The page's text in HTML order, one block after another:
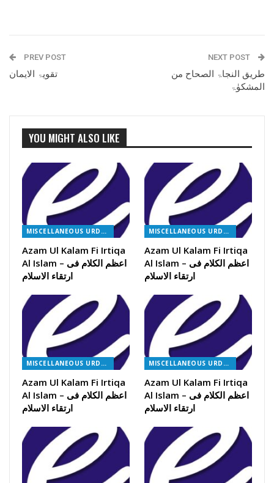
PREV POST
تقویۃ الایمان
NEXT POST
طریق النجاۃ الصحاح من
المشکوٰۃ
YOU MIGHT ALSO LIKE
MISCELLANEOUS URDU BOOKS
Azam Ul Kalam Fi Irtiqa
Al Islam – اعظم الکلام فی
ارتقاء الاسلام
MISCELLANEOUS URDU BOOKS
Azam Ul Kalam Fi Irtiqa
Al Islam – اعظم الکلام فی
ارتقاء الاسلام
MISCELLANEOUS URDU BOOKS
Azam Ul Kalam Fi Irtiqa
Al Islam – اعظم الکلام فی
ارتقاء الاسلام
MISCELLANEOUS URDU BOOKS
Azam Ul Kalam Fi Irtiqa
Al Islam – اعظم الکلام فی
ارتقاء الاسلام